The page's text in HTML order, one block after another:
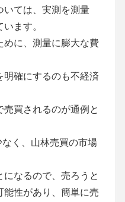
いては、実測を測量
ます。
めに、測量に膨大な費
明確にするのも不経済
買されるのが通例と
く、山林売買の市場
なるので、売ろうと
能性があり、簡単に売